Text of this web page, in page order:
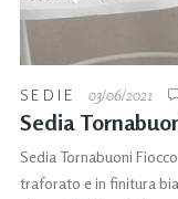
SEDIE 03/06/2021
Sedia
Sedia Tornabuoni
traforato e in finitura